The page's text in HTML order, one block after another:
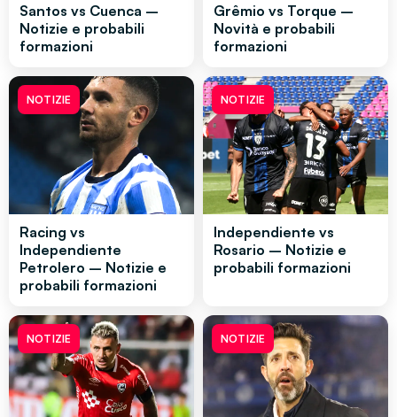
Santos vs Cuenca –
Notizie e probabili
formazioni
Grêmio vs Torque –
Novità e probabili
formazioni
NOTIZIE
Racing vs
Independiente
Petrolero – Notizie e
probabili formazioni
NOTIZIE
Independiente vs
Rosario – Notizie e
probabili formazioni
NOTIZIE NOTIZIE